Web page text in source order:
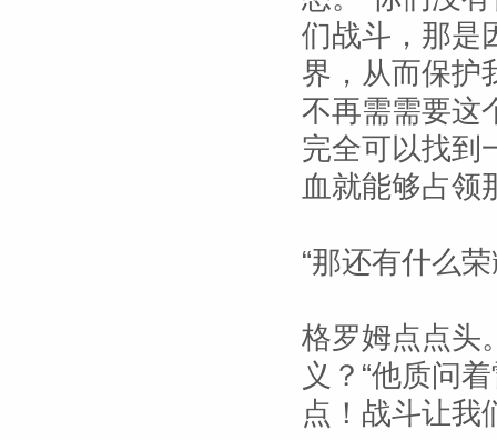
们战斗，那是
界，从而保护
不再需需要这
完全可以找到
血就能够占领
“那还有什么
格罗姆点点头
义？“他质问
点！战斗让我